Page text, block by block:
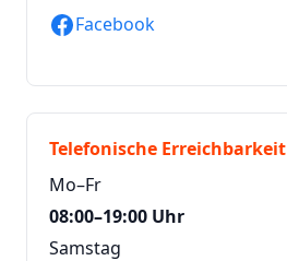
Facebook
Telefonische Erreichbarkeit
Mo–Fr
08:00–19:00 Uhr
Samstag